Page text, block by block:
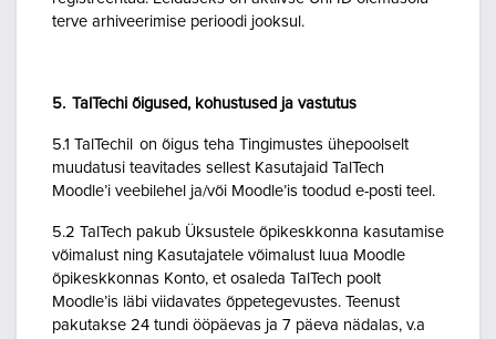
terve arhiveerimise perioodi jooksul.
5. TalTechi õigused, kohustused ja vastutus
5.1 TalTechil on õigus teha Tingimustes ühepoolselt
muudatusi teavitades sellest Kasutajaid TalTech
Moodle’i veebilehel ja/või Moodle’is toodud e-posti teel.
5.2 TalTech pakub Üksustele õpikeskkonna kasutamise
võimalust ning Kasutajatele võimalust luua Moodle
õpikeskkonnas Konto, et osaleda TalTech poolt
Moodle’is läbi viidavates õppetegevustes. Teenust
pakutakse 24 tundi ööpäevas ja 7 päeva nädalas, v.a